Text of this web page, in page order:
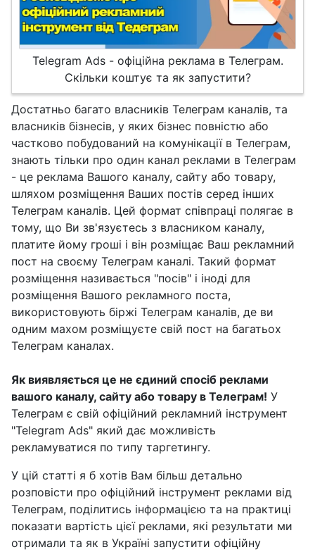
Telegram Ads - офіційна реклама в Телеграм.
Скільки коштує та як запустити?
Достатньо багато власників Телеграм каналів, та
власників бізнесів, у яких бізнес повністю або
частково побудований на комунікації в Телеграм,
знають тільки про один канал реклами в Телеграм
- це реклама Вашого каналу, сайту або товару,
шляхом розміщення Ваших постів серед інших
Телеграм каналів. Цей формат співпраці полягає в
тому, що Ви зв'язуєтесь з власником каналу,
платите йому гроші і він розміщає Ваш рекламний
пост на своєму Телеграм каналі. Такий формат
розміщення називається "посів" і іноді для
розміщення Вашого рекламного поста,
використовують біржі Телеграм каналів, де ви
одним махом розміщуєте свій пост на багатьох
Телеграм каналах.
Як виявляється це не єдиний спосіб реклами
вашого каналу, сайту або товару в Телеграм! У
Телеграм є свій офіційний рекламний інструмент
"Telegram Ads" який дає можливість
рекламуватися по типу таргетингу.
У цій статті я б хотів Вам більш детально
розповісти про офіційний інструмент реклами від
Телеграм, поділитись інформацією та на практиці
показати вартість цієї реклами, які результати ми
отримали та як в Україні запустити офіційну